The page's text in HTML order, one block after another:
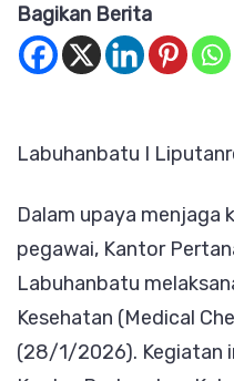
Bagikan Berita
Labuhanbatu I
Dalam upaya menjaga
pegawai, Kantor
Labuhanbatu
Kesehatan (Medical
(28/1/2026). Kegiatan